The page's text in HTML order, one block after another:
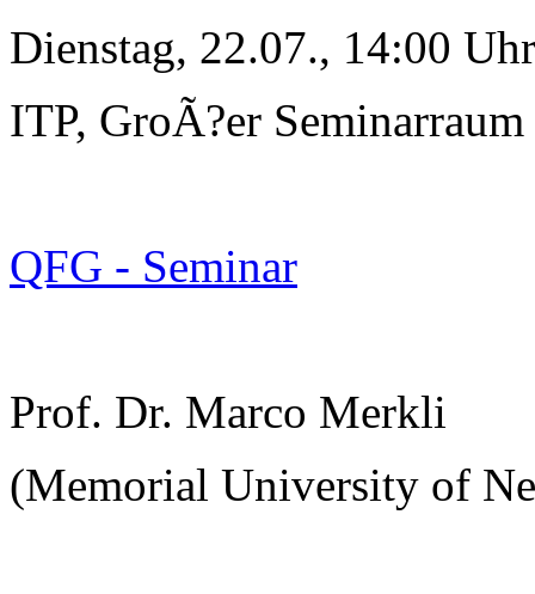
Dienstag, 22.07., 14:00 Uhr
ITP, GroÃ?er Seminarraum
QFG - Seminar
Prof. Dr. Marco Merkli
(Memorial University of